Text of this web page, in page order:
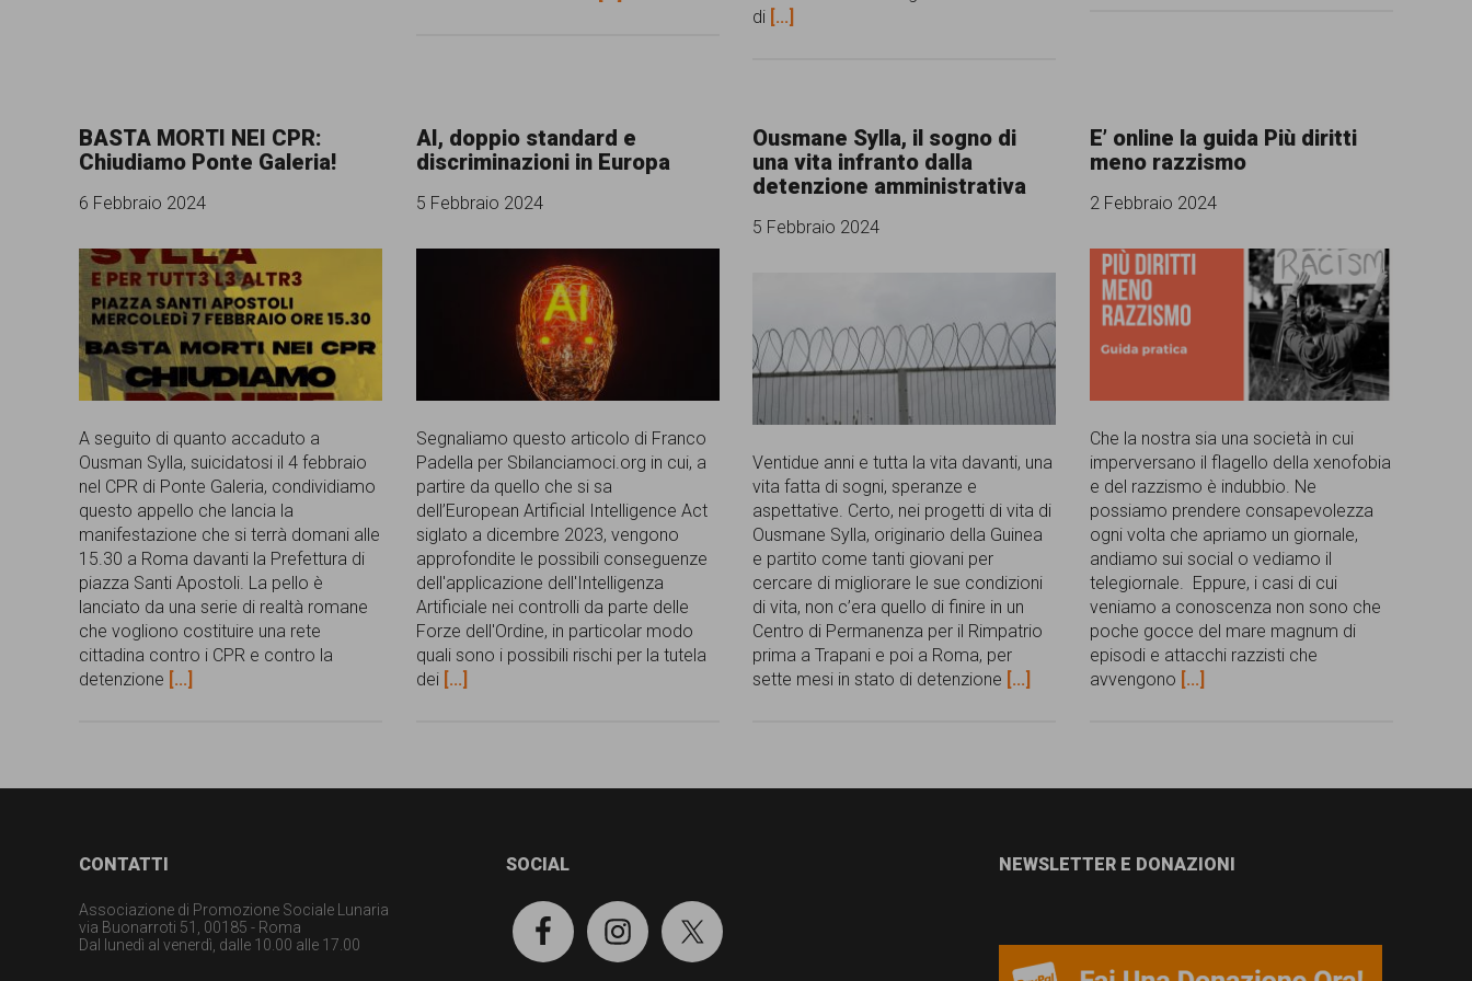
di [...]
BASTA MORTI NEI CPR:
Chiudiamo Ponte Galeria!
6 Febbraio 2024
A seguito di quanto accaduto a
Ousman Sylla, suicidatosi il 4 febbraio
nel CPR di Ponte Galeria, condividiamo
questo appello che lancia la
manifestazione che si terrà domani alle
15.30 a Roma davanti la Prefettura di
piazza Santi Apostoli. La pello è
lanciato da una serie di realtà romane
che vogliono costituire una rete
cittadina contro i CPR e contro la
detenzione [...]
AI, doppio standard e
discriminazioni in Europa
5 Febbraio 2024
Segnaliamo questo articolo di Franco
Padella per Sbilanciamoci.org in cui, a
partire da quello che si sa
dell’European Artificial Intelligence Act
siglato a dicembre 2023, vengono
approfondite le possibili conseguenze
dell'applicazione dell'Intelligenza
Artificiale nei controlli da parte delle
Forze dell'Ordine, in particolar modo
quali sono i possibili rischi per la tutela
dei [...]
Ousmane Sylla, il sogno di
una vita infranto dalla
detenzione amministrativa
5 Febbraio 2024
Ventidue anni e tutta la vita davanti, una
vita fatta di sogni, speranze e
aspettative. Certo, nei progetti di vita di
Ousmane Sylla, originario della Guinea
e partito come tanti giovani per
cercare di migliorare le sue condizioni
di vita, non c’era quello di finire in un
Centro di Permanenza per il Rimpatrio
prima a Trapani e poi a Roma, per
sette mesi in stato di detenzione [...]
E’ online la guida Più diritti
meno razzismo
2 Febbraio 2024
Che la nostra sia una società in cui
imperversano il flagello della xenofobia
e del razzismo è indubbio. Ne
possiamo prendere consapevolezza
ogni volta che apriamo un giornale,
andiamo sui social o vediamo il
telegiornale. Eppure, i casi di cui
veniamo a conoscenza non sono che
poche gocce del mare magnum di
episodi e attacchi razzisti che
avvengono [...]
FooterCONTATTI
Associazione di Promozione Sociale Lunaria
via Buonarroti 51, 00185 - Roma
Dal lunedì al venerdì, dalle 10.00 alle 17.00
SOCIAL NEWSLETTER E DONAZIONI